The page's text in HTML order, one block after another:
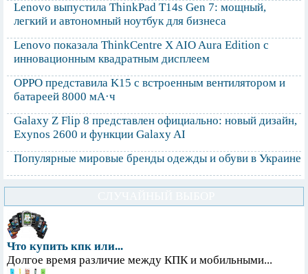
Lenovo выпустила ThinkPad T14s Gen 7: мощный,
легкий и автономный ноутбук для бизнеса
Lenovo показала ThinkCentre X AIO Aura Edition с
инновационным квадратным дисплеем
OPPO представила K15 с встроенным вентилятором и
батареей 8000 мА·ч
Galaxy Z Flip 8 представлен официально: новый дизайн,
Exynos 2600 и функции Galaxy AI
Популярные мировые бренды одежды и обуви в Украине
Что купить кпк или...
Долгое время различие между КПК и мобильными...